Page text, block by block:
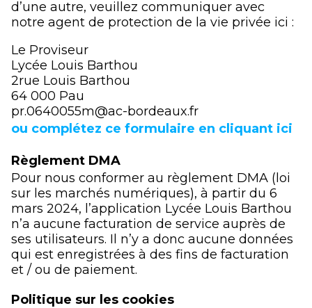
d’une autre, veuillez communiquer avec
notre agent de protection de la vie privée ici :
Le Proviseur
Lycée Louis Barthou
2rue Louis Barthou
64 000 Pau
pr.0640055m@ac-bordeaux.fr
ou complétez ce formulaire en cliquant ici
Règlement DMA
Pour nous conformer au règlement DMA (loi
sur les marchés numériques), à partir du 6
mars 2024, l’application Lycée Louis Barthou
n’a aucune facturation de service auprès de
ses utilisateurs. Il n’y a donc aucune données
qui est enregistrées à des fins de facturation
et / ou de paiement.
Politique sur les cookies